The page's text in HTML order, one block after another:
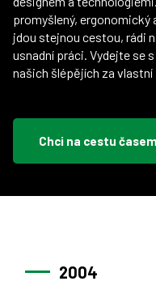
promyšlený, ergonomický
jdou stejnou cestou, rádi
usnadní práci. Vydejte se
našich šlépějích za vlastní
Chci na cestu časem
2004